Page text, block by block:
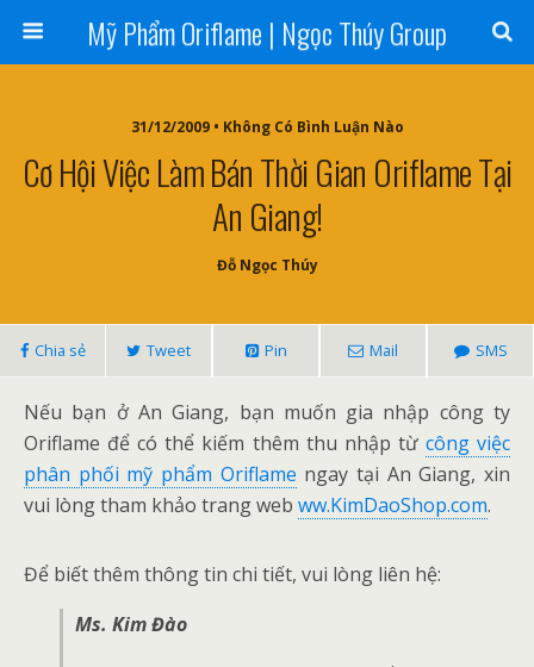
Mỹ Phẩm Oriflame | Ngọc Thúy Group
31/12/2009 • Không Có Bình Luận Nào
Cơ Hội Việc Làm Bán Thời Gian Oriflame Tại
An Giang!
Đỗ Ngọc Thúy
Chia sẻ Tweet Pin Mail SMS
Nếu bạn ở An Giang, bạn muốn gia nhập công ty
Oriflame để có thể kiếm thêm thu nhập từ công việc
phân phối mỹ phẩm Oriflame ngay tại An Giang, xin
vui lòng tham khảo trang web ww.KimDaoShop.com.
Để biết thêm thông tin chi tiết, vui lòng liên hệ:
Ms. Kim Đào